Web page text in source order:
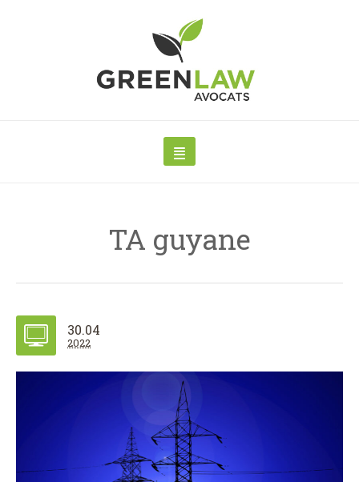
TA guyane
30.04
2022